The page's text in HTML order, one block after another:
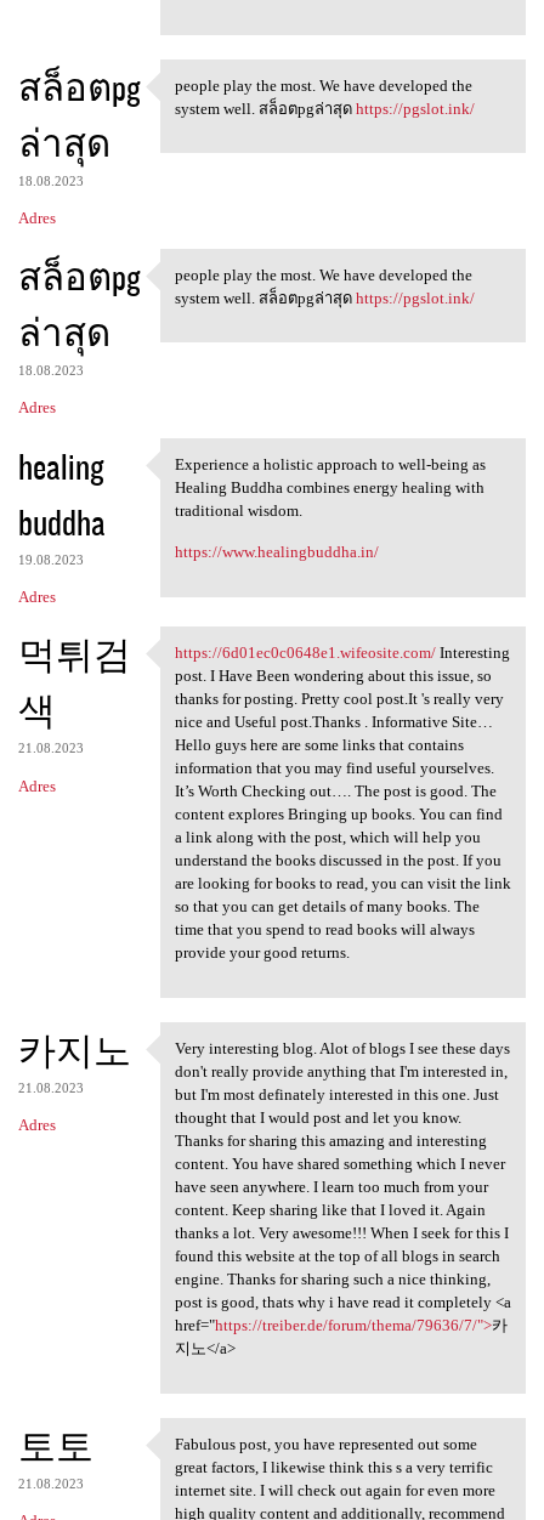
สล็อตpg
ล่าสุด
18.08.2023
Adres
people play the most. We have
people play the most. We have developed the
system well. สล็อตpgล่าสุด https://pgslot.ink/
สล็อตpg
ล่าสุด
18.08.2023
Adres
people play the most. We have
people play the most. We have developed the
system well. สล็อตpgล่าสุด https://pgslot.ink/
healing
buddha
19.08.2023
Adres
Experience a holistic
Experience a holistic approach to well-being as
Healing Buddha combines energy healing with
traditional wisdom.
https://www.healingbuddha.in/
먹튀검
색
21.08.2023
Adres
https://6d01ec0c0648e1
https://6d01ec0c0648e1.wifeosite.com/Interesting
post. I Have Been wondering about this issue, so
thanks for posting. Pretty cool post.It 's really very
nice and Useful post.Thanks . Informative Site…
Hello guys here are some links that contains
information that you may find useful yourselves.
It’s Worth Checking out…. The post is good. The
content explores Bringing up books. You can find
a link along with the post, which will help you
understand the books discussed in the post. If you
are looking for books to read, you can visit the link
so that you can get details of many books. The
time that you spend to read books will always
provide your good returns.
카지노
21.08.2023
Adres
Very interesting blog. Alot
Very interesting blog. Alot of blogs I see these days
don't really provide anything that I'm interested in,
but I'm most definately interested in this one. Just
thought that I would post and let you know.
Thanks for sharing this amazing and interesting
content. You have shared something which I never
have seen anywhere. I learn too much from your
content. Keep sharing like that I loved it. Again
thanks a lot. Very awesome!!! When I seek for this I
found this website at the top of all blogs in search
engine. Thanks for sharing such a nice thinking,
post is good, thats why i have read it completely <a
href="https://treiber.de/forum/thema/79636/7/">카
지노</a>
토토
21.08.2023
Fabulous post, you have
Fabulous post, you have represented out some
great factors, I likewise think this s a very terrific
internet site. I will check out again for even more
high quality content and additionally, recommend